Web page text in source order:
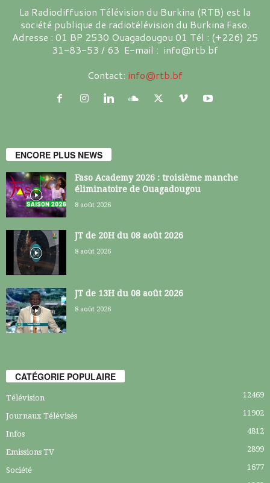
La Radiodiffusion Télévision du Burkina (RTB) est la
société publique de radiotélévision du Burkina Faso.
Adresse : 01 BP 2530 Ouagadougou 01 Tél : (+226) 25
31-83-53 / 63 E-mail : info@rtb.bf
Contact: info@rtb.bf
ENCORE PLUS NEWS
Faso Academy 2026 : troisième manche
éliminatoire de Ouagadougou
8 août 2026
JT de 20H du 08 août 2026
8 août 2026
JT de 13H du 08 août 2026
8 août 2026
CATÉGORIE POPULAIRE
Télévision 12469
Journaux Télévisés 11902
Infos 4812
Emissions TV 2899
Société
1677